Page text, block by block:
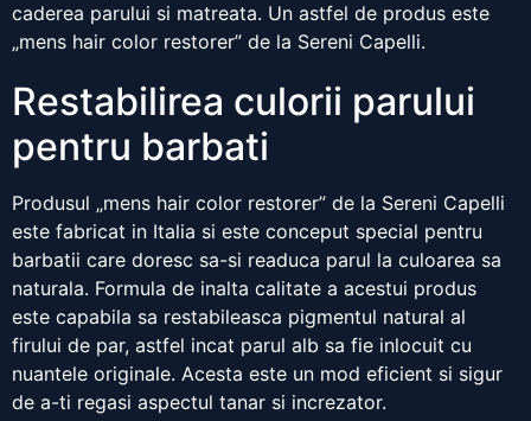
caderea parului si matreata. Un astfel de produs este
„mens hair color restorer” de la Sereni Capelli.
Restabilirea culorii parului
pentru barbati
Produsul „mens hair color restorer” de la Sereni Capelli
este fabricat in Italia si este conceput special pentru
barbatii care doresc sa-si readuca parul la culoarea sa
naturala. Formula de inalta calitate a acestui produs
este capabila sa restabileasca pigmentul natural al
firului de par, astfel incat parul alb sa fie inlocuit cu
nuantele originale. Acesta este un mod eficient si sigur
de a-ti regasi aspectul tanar si increzator.